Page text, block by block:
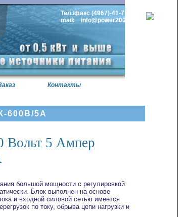
Контакты
Тел./факс (4967)-41-71-33
mail: info@power2000.ru
600В/5А
Вольт 5 Ампер
большой мощности с регулировкой
Блок выполнен на основе
и входной силовой сетью имеется
по току, обрыва цепи нагрузки и